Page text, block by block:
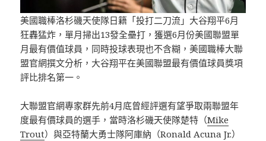
美國職棒洛杉磯天使隊日籍「投打二刀流」大谷翔平6月
狂轟猛炸，單月掃出13發全壘打，獲選6月份美國聯盟單
月最有價值球員，同時投球表現也不含糊，美國職棒大聯
盟官網撰文分析，大谷翔平在美國聯盟最有價值球員獎項
評比排名第一。
大聯盟官網專家群先前4月底曾經評選有望爭取兩聯盟年
度最有價球員的選手，當時洛杉磯天使隊楚特（Mike
Trout）與亞特蘭大勇士隊阿庫納（Ronald Acuna Jr.）